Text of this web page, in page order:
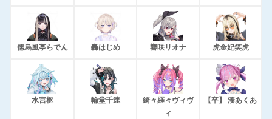
儒烏風亭らでん 轟はじめ 響咲リオナ 虎金妃笑虎
水宮枢 輪堂千速
綺々羅々ヴィヴ
ィ
【卒】 湊あくあ